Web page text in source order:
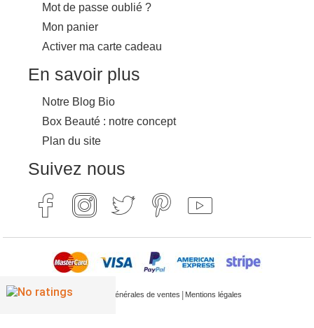
Mot de passe oublié ?
Mon panier
Activer ma carte cadeau
En savoir plus
Notre Blog Bio
Box Beauté : notre concept
Plan du site
Suivez nous
Conditions générales de ventes | Mentions légales